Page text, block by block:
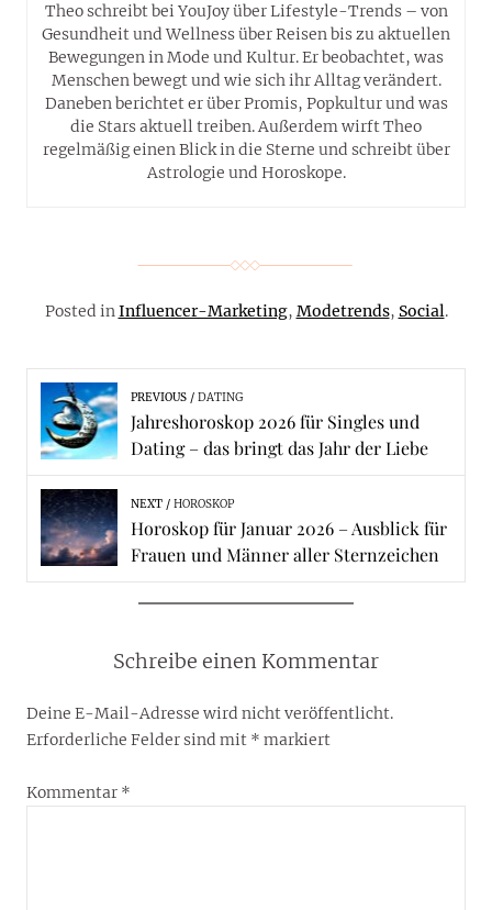
Theo schreibt bei YouJoy über Lifestyle-Trends – von
Gesundheit und Wellness über Reisen bis zu aktuellen
Bewegungen in Mode und Kultur. Er beobachtet, was
Menschen bewegt und wie sich ihr Alltag verändert.
Daneben berichtet er über Promis, Popkultur und was
die Stars aktuell treiben. Außerdem wirft Theo
regelmäßig einen Blick in die Sterne und schreibt über
Astrologie und Horoskope.
Posted inInfluencer-Marketing, Modetrends, Social.
PREVIOUS DATING
Jahreshoroskop 2026 für Singles und
Dating – das bringt das Jahr der Liebe
NEXT HOROSKOP
Horoskop für Januar 2026 – Ausblick für
Frauen und Männer aller Sternzeichen
Schreibe einen Kommentar
Deine E-Mail-Adresse wird nicht veröffentlicht.
Erforderliche Felder sind mit * markiert
Kommentar *